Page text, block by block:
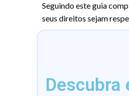
Seguindo este guia
seus direitos sejam